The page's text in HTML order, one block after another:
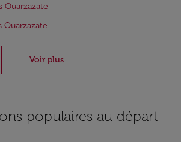
Ouarzazate
Ouarzazate
Voir plus
populaires au départ